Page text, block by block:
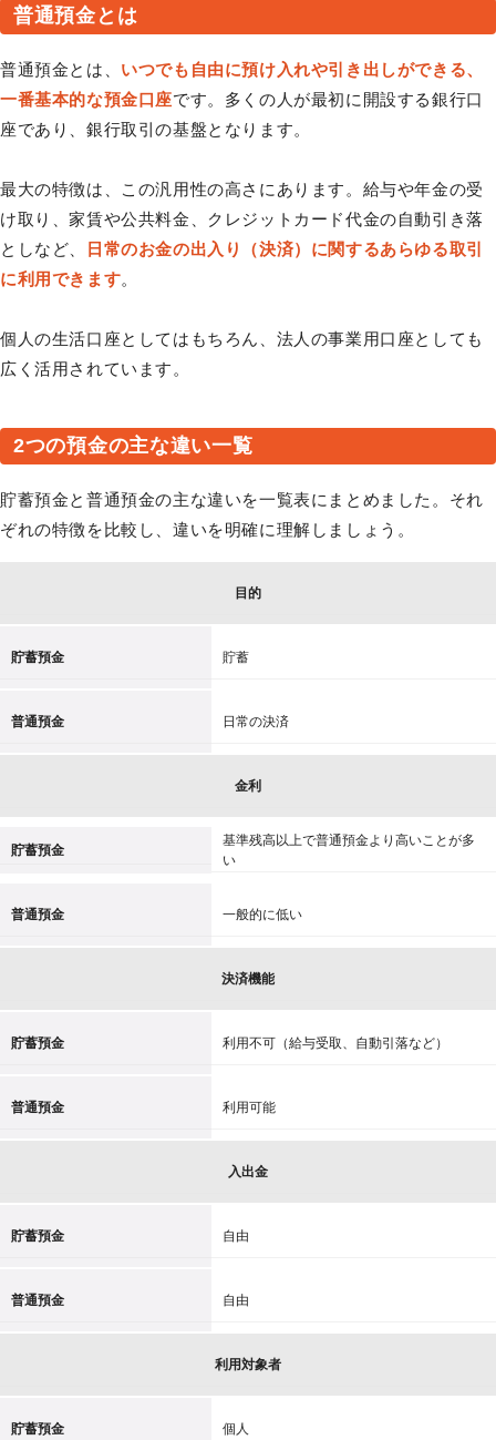
普通預金とは
普通預金とは、 いつでも自由に預け入れや引き出しができる、
一番基本的な預金口座です。多くの人が最初に開設する銀行口
座であり、銀行取引の基盤となります。
最大の特徴は、この汎用性の高さにあります。給与や年金の受
け取り、家賃や公共料金、クレジットカード代金の自動引き落
としなど、
日常のお金の出入り（決済）に関するあらゆる取引
に利用できます。
個人の生活口座としてはもちろん、法人の事業用口座としても
広く活用されています。
2つの預金の主な違い一覧
貯蓄預金と普通預金の主な違いを一覧表にまとめました。それ
ぞれの特徴を比較し、違いを明確に理解しましょう。
目的
貯蓄預金 貯蓄
普通預金 日常の決済
金利
貯蓄預金
基準残高以上で普通預金より高いことが多
い
普通預金 一般的に低い
決済機能
貯蓄預金 利用不可（給与受取、自動引落など）
普通預金 利用可能
入出金
貯蓄預金 自由
普通預金 自由
利用対象者
貯蓄預金 個人